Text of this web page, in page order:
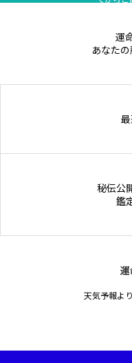
運
あなた
秘伝公
鑑
天気予報よ